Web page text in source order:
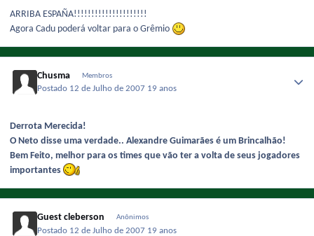
ARRIBA ESPAÑA!!!!!!!!!!!!!!!!!!!!!
Agora Cadu poderá voltar para o Grêmio
Chusma Membros
Postado 12 de Julho de 2007 19 anos
Derrota Merecida!
O Neto disse uma verdade.. Alexandre Guimarães é um Brincalhão!
Bem Feito, melhor para os times que vão ter a volta de seus jogadores
importantes
Guest cleberson Anônimos
Postado 12 de Julho de 2007 19 anos